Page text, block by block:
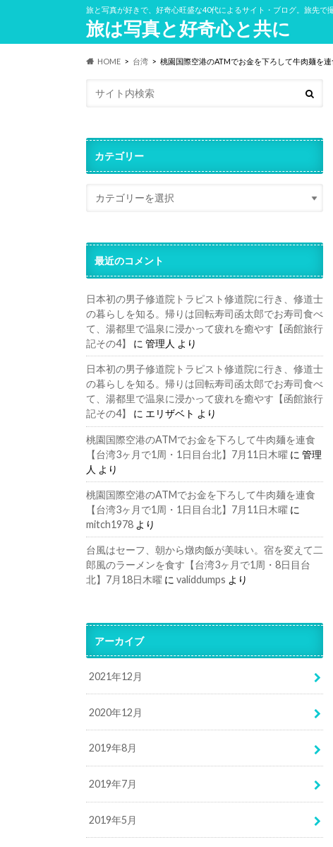
旅と写真が好きで、好奇心旺盛な40代によるサイト・ブログ。旅先で
旅は写真と好奇心と共に
HOME 台湾 桃園国際空港のATMでお金を下ろして牛肉麺を
カテゴリー
最近のコメント
日本初の男子修道院トラピスト修道院に行き、修道士
の暮らしを知る。帰りは回転寿司函太郎でお寿司食べ
て、湯都里で温泉に浸かって疲れを癒やす【函館旅行
記その4】
に 管理人 より
日本初の男子修道院トラピスト修道院に行き、修道士
の暮らしを知る。帰りは回転寿司函太郎でお寿司食べ
て、湯都里で温泉に浸かって疲れを癒やす【函館旅行
記その4】
に エリザベト より
桃園国際空港のATMでお金を下ろして牛肉麺を連食
【台湾3ヶ月で1周・1日目台北】7月11日木曜 に 管理
人 より
桃園国際空港のATMでお金を下ろして牛肉麺を連食
【台湾3ヶ月で1周・1日目台北】7月11日木曜 に
mitch1978 より
台風はセーフ、朝から燉肉飯が美味い。宿を変えて二
郎風のラーメンを食す【台湾3ヶ月で1周・8日目台
北】7月18日木曜 に validdumps より
アーカイブ
2021年12月
2020年12月
2019年8月
2019年7月
2019年5月